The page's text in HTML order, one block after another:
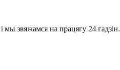
звяжамся на працягу 24 гадзін.